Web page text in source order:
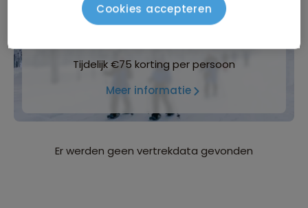
Tijdelijk €75 korting per persoon
Meer informatie
Er werden geen vertrekdata gevonden
Cookies accepteren